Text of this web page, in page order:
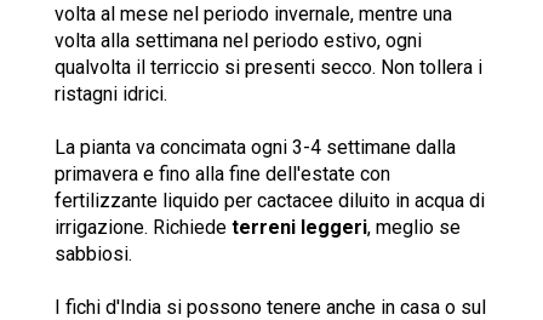
volta al mese nel periodo invernale, mentre una
volta alla settimana nel periodo estivo, ogni
qualvolta il terriccio si presenti secco. Non tollera i
ristagni idrici.
La pianta va concimata ogni 3-4 settimane dalla
primavera e fino alla fine dell'estate con
fertilizzante liquido per cactacee diluito in acqua di
irrigazione. Richiede terreni leggeri, meglio se
sabbiosi.
I fichi d'India si possono tenere anche in casa o sul